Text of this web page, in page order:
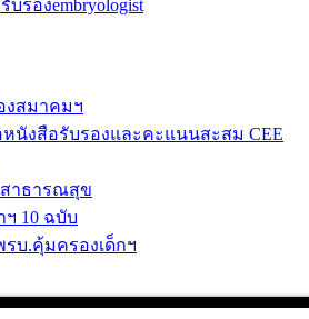
รองembryologist
งสมาคมฯ
นังสือรับรองและคะแนนสะสม CEE
าธารณสุข
10 ฉบับ
บ.คุ้มครองเด็กฯ